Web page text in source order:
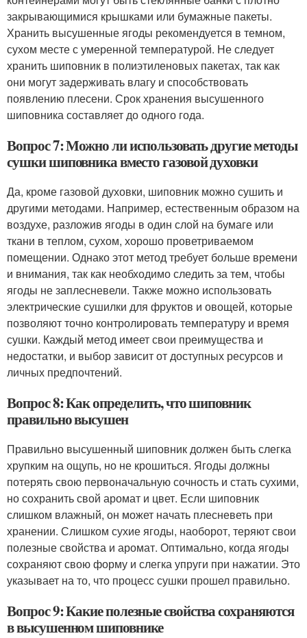
закрывающимися крышками или бумажные пакеты.
Хранить высушенные ягоды рекомендуется в темном,
сухом месте с умеренной температурой. Не следует
хранить шиповник в полиэтиленовых пакетах, так как
они могут задерживать влагу и способствовать
появлению плесени. Срок хранения высушенного
шиповника составляет до одного года.
Вопрос 7: Можно ли использовать другие методы
сушки шиповника вместо газовой духовки
Да, кроме газовой духовки, шиповник можно сушить и
другими методами. Например, естественным образом на
воздухе, разложив ягоды в один слой на бумаге или
ткани в теплом, сухом, хорошо проветриваемом
помещении. Однако этот метод требует больше времени
и внимания, так как необходимо следить за тем, чтобы
ягоды не заплесневели. Также можно использовать
электрические сушилки для фруктов и овощей, которые
позволяют точно контролировать температуру и время
сушки. Каждый метод имеет свои преимущества и
недостатки, и выбор зависит от доступных ресурсов и
личных предпочтений.
Вопрос 8: Как определить, что шиповник
правильно высушен
Правильно высушенный шиповник должен быть слегка
хрупким на ощупь, но не крошиться. Ягоды должны
потерять свою первоначальную сочность и стать сухими,
но сохранить свой аромат и цвет. Если шиповник
слишком влажный, он может начать плесневеть при
хранении. Слишком сухие ягоды, наоборот, теряют свои
полезные свойства и аромат. Оптимально, когда ягоды
сохраняют свою форму и слегка упруги при нажатии. Это
указывает на то, что процесс сушки прошел правильно.
Вопрос 9: Какие полезные свойства сохраняются
в высушенном шиповнике